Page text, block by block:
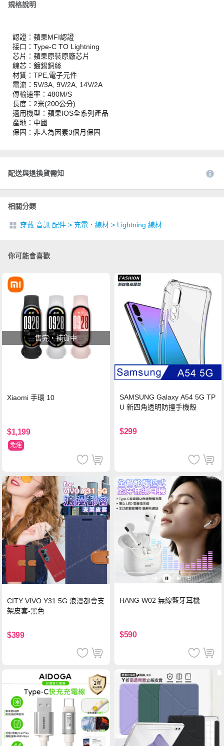
規格說明
認證：蘋果MFI認證
接口：Type-C TO Lightning
芯片：蘋果原裝原廠芯片
線芯：鍍錫銅絲
材質：TPE,電子元件
電流：5V/3A, 9V/2A, 14V/2A
傳輸速率：480M/S
長度：2米(200公分)
適用機型：蘋果IOS全系列產品
產地：中國
保固：非人為因素3個月保固
配送與退換貨需知
相關分類
穿戴 音訊 配件 > 充電．線材 > Lightning 線材
你可能會喜歡
售完，補貨中
Xiaomi 手環 10
$1,199
免運
SAMSUNG Galaxy A54 5G TP
U 新四角透明防撞手機殼
$299
CITY VIVO Y31 5G 浪漫都會支
架皮套-黑色
$399
HANG W02 無線藍牙耳機
$590